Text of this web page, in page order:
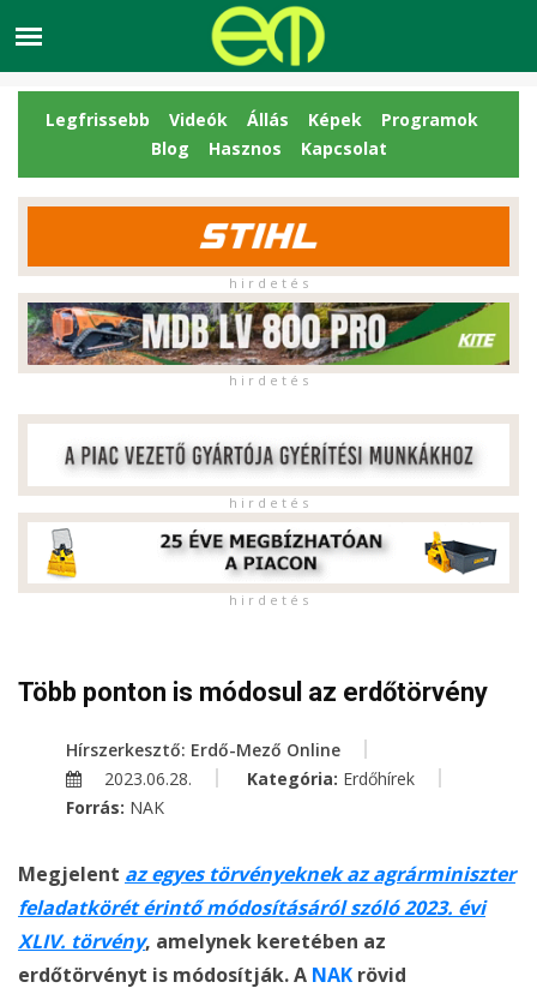
Legfrissebb Videók Állás Képek
Programok
Blog
Hasznos Kapcsolat
h i r d e t é s
h i r d e t é s
h i r d e t é s
h i r d e t é s
Több ponton is módosul az erdőtörvény
Hírszerkesztő: Erdő-Mező Online
2023.06.28.
Kategória: Erdőhírek
Forrás: NAK
Megjelent az egyes törvényeknek az agrárminiszter
feladatkörét érintő módosításáról szóló 2023. évi
XLIV. törvény, amelynek keretében az
erdőtörvényt is módosítják. A NAK rövid